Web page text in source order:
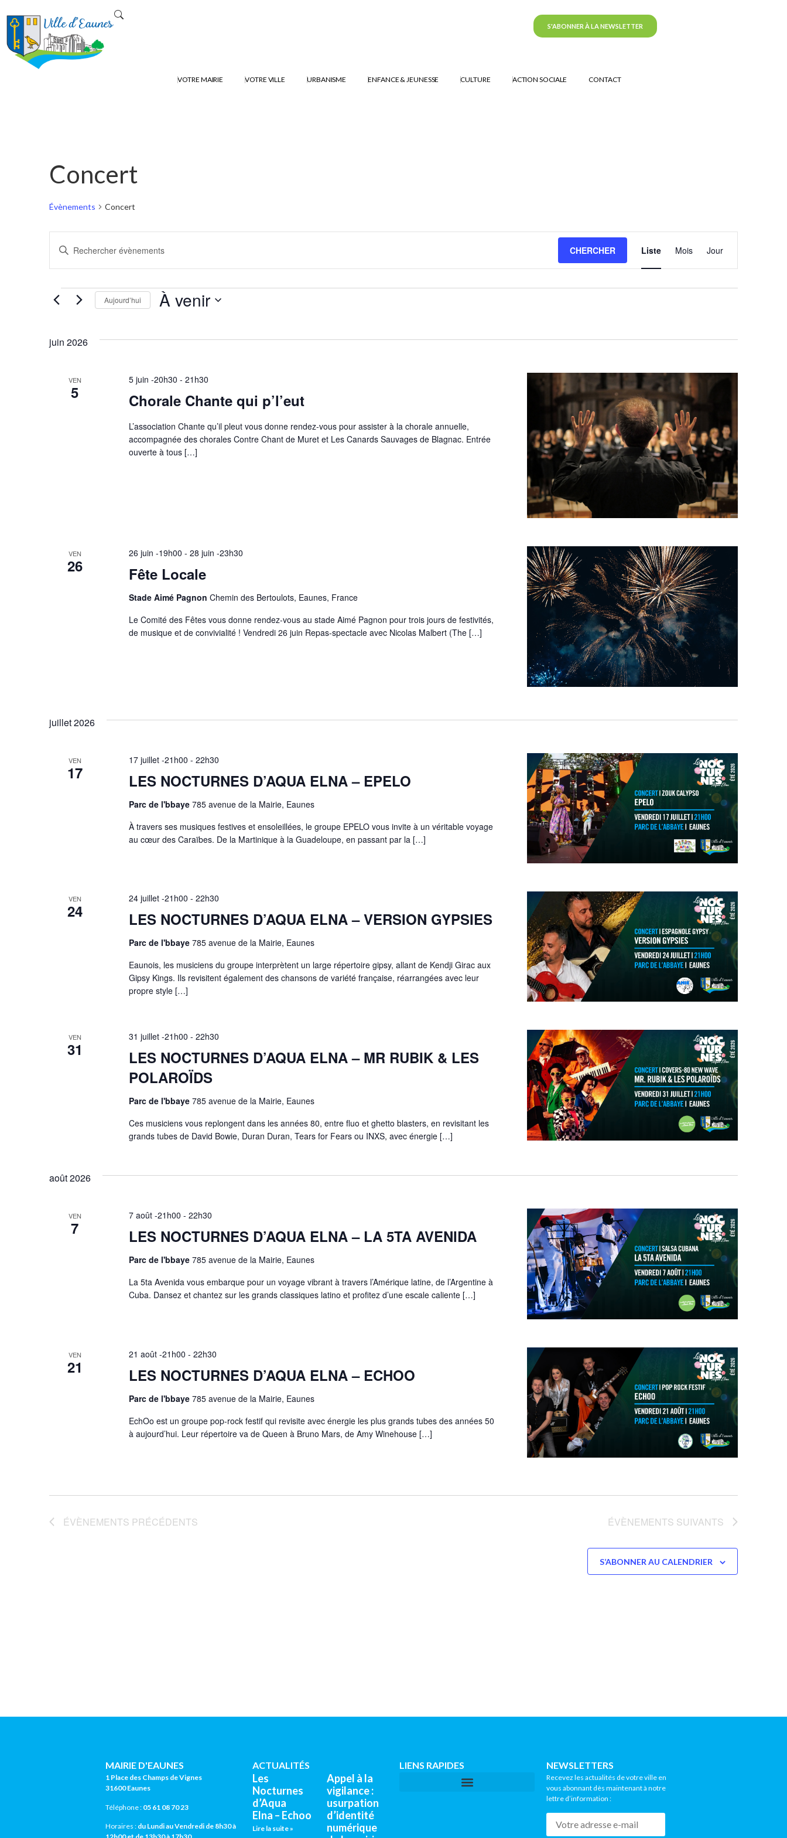
VOTRE MAIRIE VOTRE VILLE URBANISME ENFANCE & JEUNESSE CULTURE ACTION SOCIALE CONTACT
S'ABONNER À LA NEWSLETTER
Concert
Évènements Concert
Recherche
et
de
Évènements
mot-
Rechercher
mot-
clé.
CHERCHER
de
Liste Mois Jour
Aujourd’hui À venir
juin 2026
VEN
5 Chorale Chante qui p’l’eut
5 juin -20h30 - 21h30
L’association Chante qu’il pleut vous donne rendez-vous pour assister à la chorale annuelle,
accompagnée des chorales Contre Chant de Muret et Les Canards Sauvages de Blagnac. Entrée
ouverte à tous […]
VEN
26 Fête Locale
26 juin -19h00 - 28 juin -23h30
Stade Aimé Pagnon Chemin des Bertoulots, Eaunes, France
Le Comité des Fêtes vous donne rendez-vous au stade Aimé Pagnon pour trois jours de festivités,
de musique et de convivialité ! Vendredi 26 juin Repas-spectacle avec Nicolas Malbert (The […]
juillet 2026
VEN
17 LES NOCTURNES D’AQUA ELNA – EPELO
17 juillet -21h00 - 22h30
Parc de l'bbaye 785 avenue de la Mairie, Eaunes
À travers ses musiques festives et ensoleillées, le groupe EPELO vous invite à un véritable voyage
au cœur des Caraïbes. De la Martinique à la Guadeloupe, en passant par la […]
VEN
24 LES NOCTURNES D’AQUA ELNA – VERSION GYPSIES
24 juillet -21h00 - 22h30
Parc de l'bbaye 785 avenue de la Mairie, Eaunes
Eaunois, les musiciens du groupe interprètent un large répertoire gipsy, allant de Kendji Girac aux
Gipsy Kings. Ils revisitent également des chansons de variété française, réarrangées avec leur
propre style […]
VEN
31
LES NOCTURNES D’AQUA ELNA – MR RUBIK & LES
POLAROÏDS
31 juillet -21h00 - 22h30
Parc de l'bbaye 785 avenue de la Mairie, Eaunes
Ces musiciens vous replongent dans les années 80, entre fluo et ghetto blasters, en revisitant les
grands tubes de David Bowie, Duran Duran, Tears for Fears ou INXS, avec énergie […]
août 2026
VEN
7 LES NOCTURNES D’AQUA ELNA – LA 5TA AVENIDA
7 août -21h00 - 22h30
Parc de l'bbaye 785 avenue de la Mairie, Eaunes
La 5ta Avenida vous embarque pour un voyage vibrant à travers l’Amérique latine, de l’Argentine à
Cuba. Dansez et chantez sur les grands classiques latino et profitez d’une escale caliente […]
VEN
21 LES NOCTURNES D’AQUA ELNA – ECHOO
21 août -21h00 - 22h30
Parc de l'bbaye 785 avenue de la Mairie, Eaunes
EchOo est un groupe pop-rock festif qui revisite avec énergie les plus grands tubes des années 50
à aujourd’hui. Leur répertoire va de Queen à Bruno Mars, de Amy Winehouse […]
ÉVÈNEMENTS PRÉCÉDENTS ÉVÈNEMENTS SUIVANTS
S’ABONNER AU CALENDRIER
MAIRIE D'EAUNES
1 Place des Champs de Vignes
31600 Eaunes
Téléphone : 05 61 08 70 23
Horaires : du Lundi au Vendredi de 8h30 à
ACTUALITÉS
Les
Nocturnes
d’Aqua
Elna – Echoo
Lire la suite »
Appel à la
vigilance :
usurpation
d’identité
numérique
LIENS RAPIDES NEWSLETTERS
Recevez les actualités de votre ville en
vous abonnant dès maintenant à notre
lettre d’information :